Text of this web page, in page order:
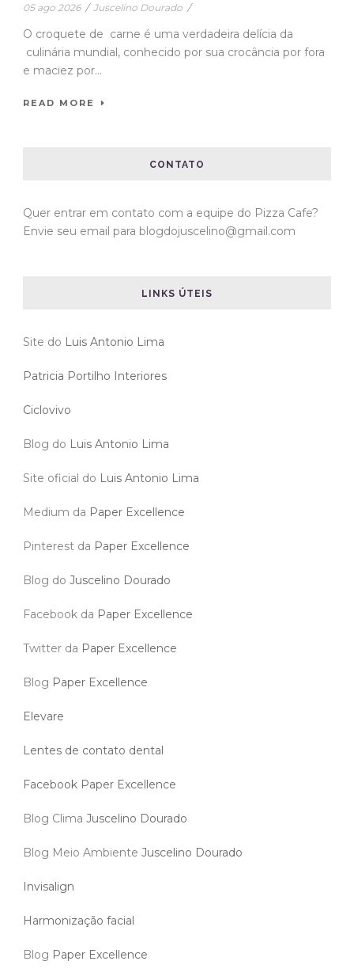
05 ago 2026 / Juscelino Dourado /
O croquete de carne é uma verdadeira delícia da
culinária mundial, conhecido por sua crocância por fora
e maciez por...
READ MORE
CONTATO
Quer entrar em contato com a equipe do Pizza Cafe?
Envie seu email para blogdojuscelino@gmail.com
LINKS ÚTEIS
Site do Luis Antonio Lima
Patricia Portilho Interiores
Ciclovivo
Blog do Luis Antonio Lima
Site oficial do Luis Antonio Lima
Medium da Paper Excellence
Pinterest da Paper Excellence
Blog do Juscelino Dourado
Facebook da Paper Excellence
Twitter da Paper Excellence
Blog Paper Excellence
Elevare
Lentes de contato dental
Facebook Paper Excellence
Blog Clima Juscelino Dourado
Blog Meio Ambiente Juscelino Dourado
Invisalign
Harmonização facial
Blog Paper Excellence